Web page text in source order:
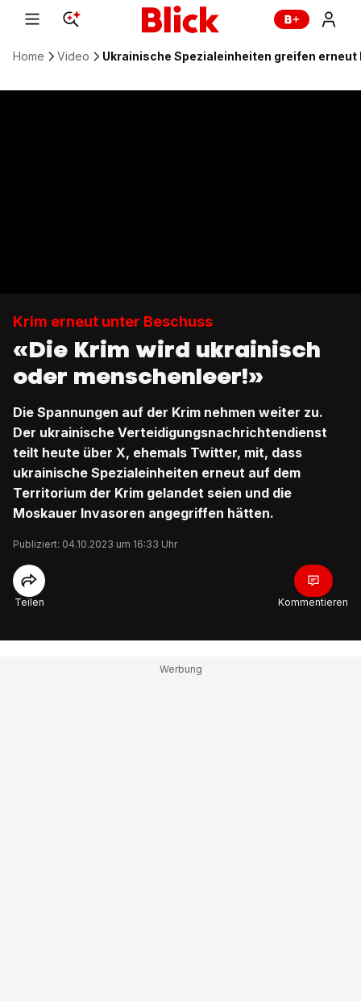
Home Video Ukrainische Spezialeinheiten greifen erneut
Krim erneut unter Beschuss
«Die Krim wird ukrainisch
oder menschenleer!»
Die Spannungen auf der Krim nehmen weiter zu.
Der ukrainische Verteidigungsnachrichtendienst
teilt heute über X, ehemals Twitter, mit, dass
ukrainische Spezialeinheiten erneut auf dem
Territorium der Krim gelandet seien und die
Moskauer Invasoren angegriffen hätten.
Publiziert: 04.10.2023 um 16:33 Uhr
Teilen Kommentieren